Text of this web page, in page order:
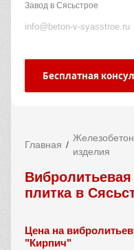
Завод в Сясьстрое
info@beton-v-syasstroe.ru
Бесплатная
Главная
изделия
Вибролитьевая
плитка в
Цена на
"Кирпич"